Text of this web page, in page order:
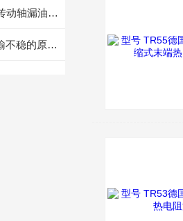
美国PARKER派克液压马达传动轴漏油的维修方法
横河导波雷达液位计信号传输不稳的原因解析